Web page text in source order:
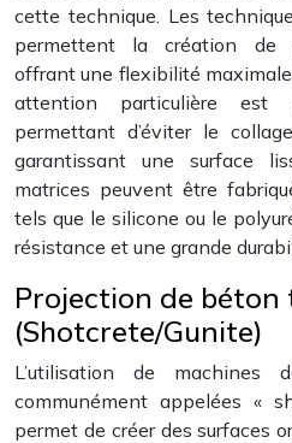
cette technique. Les
permettent la création de
offrant une flexibilité
attention particulière est
permettant d’éviter le
garantissant une surface
matrices peuvent être
tels que le silicone ou le
résistance et une grande
Projection de béton
(Shotcrete/Gunite)
L’utilisation de machines
communément appelées «
permet de créer des surfaces